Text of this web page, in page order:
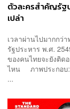
ตัวละครสำคัญรัฐ
เปล่า
เวลาผ่านไปมากกว่
รัฐประหาร พ.ศ.
ของคนไทยจะยังติด
ไหน ภาพประกอบ:
...